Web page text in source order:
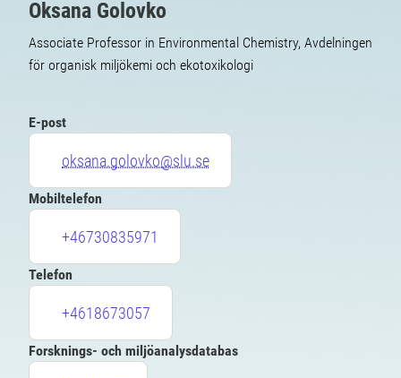
Oksana Golovko
Associate Professor in Environmental Chemistry, Avdelningen
för organisk miljökemi och ekotoxikologi
E-post
oksana.golovko@slu.se
Mobiltelefon
+46730835971
Telefon
+4618673057
Forsknings- och miljöanalysdatabas